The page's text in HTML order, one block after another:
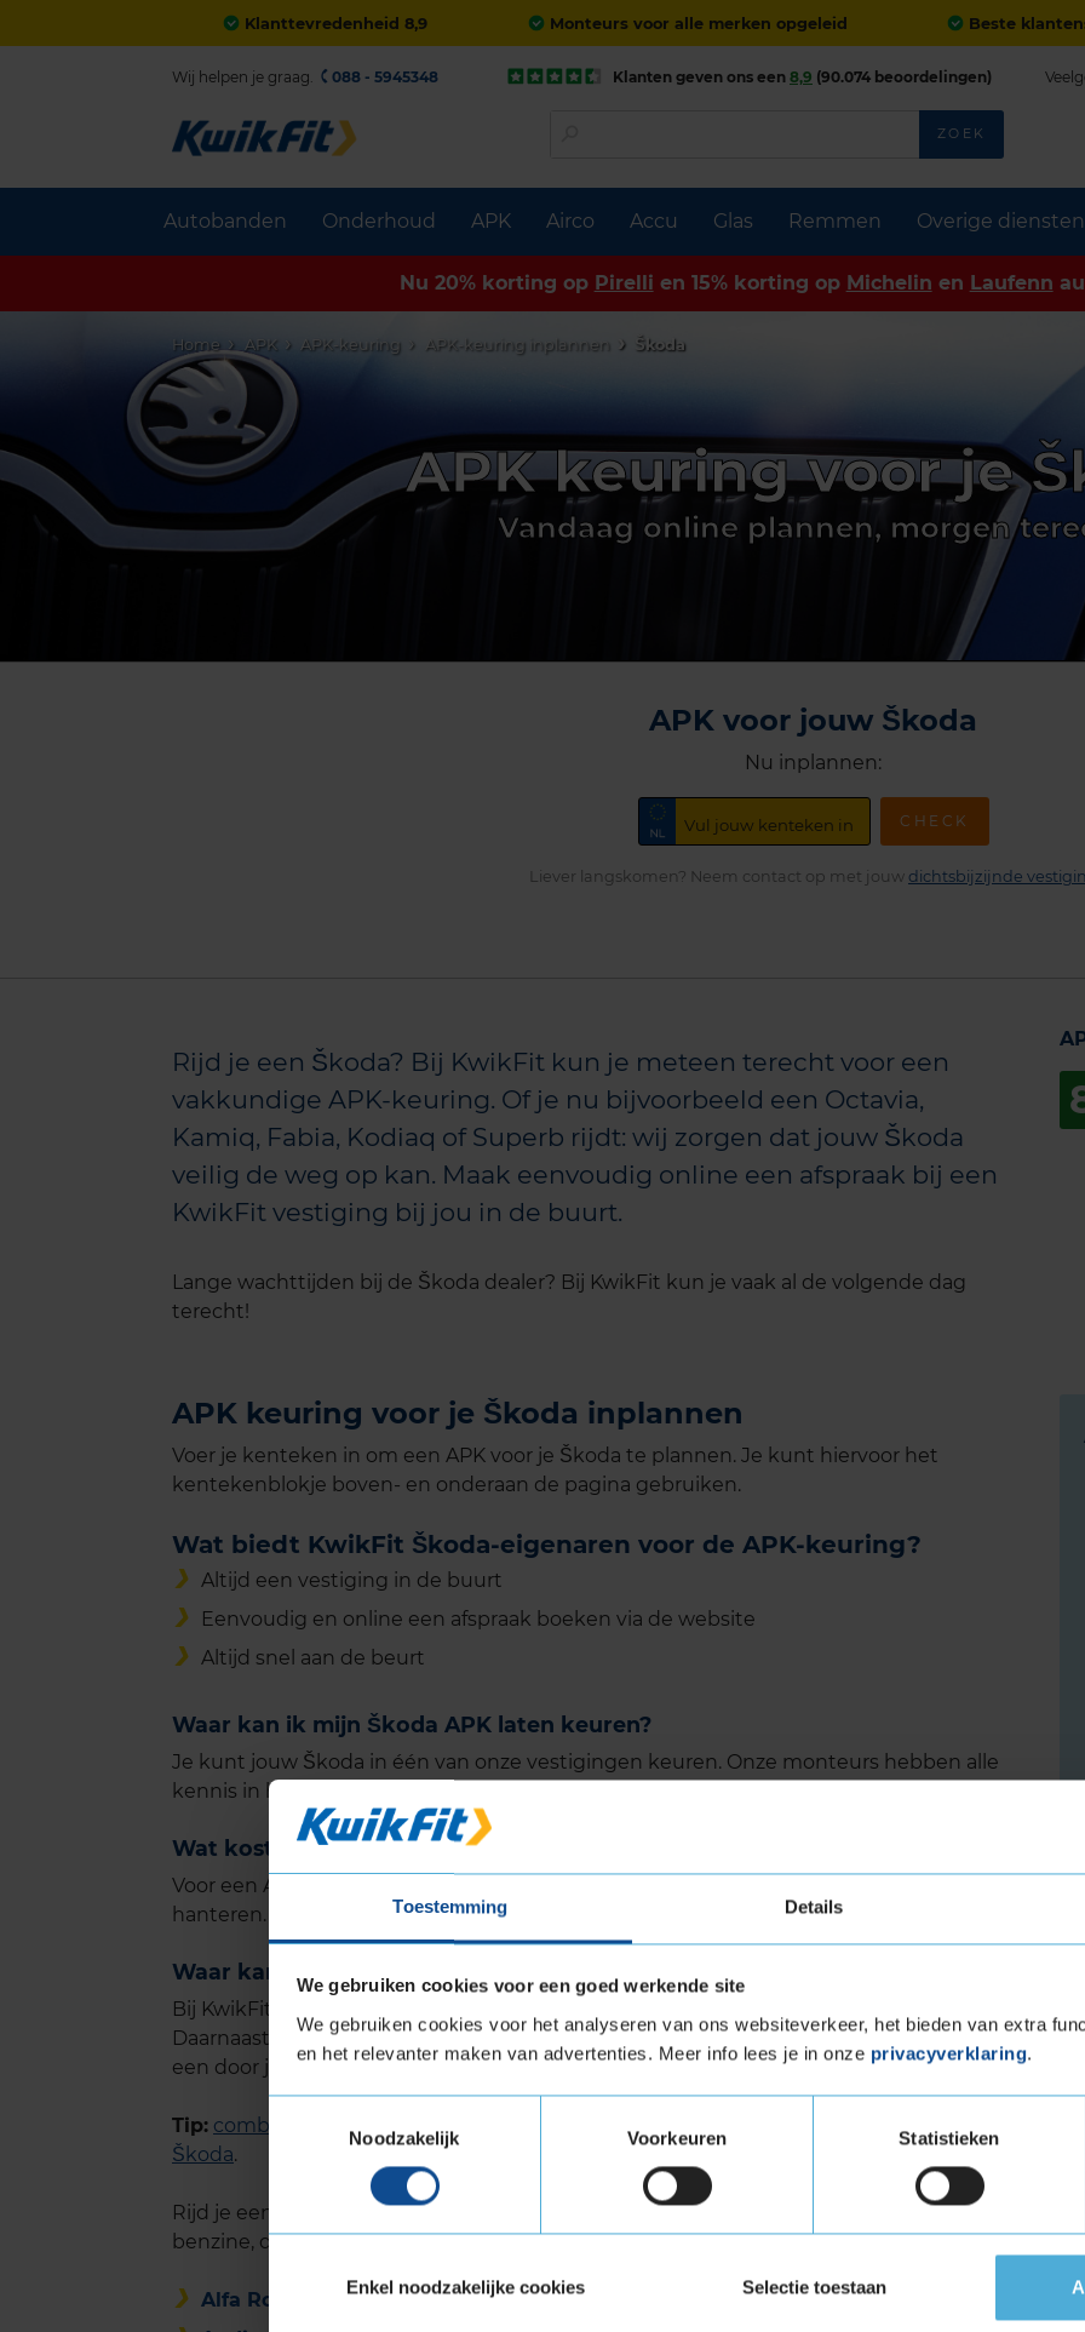
Toestemming Details
We gebruiken cookies voor een goed werkende site
We gebruiken cookies voor het analyseren van ons websiteverkeer, het bieden van extra
en het relevanter maken van advertenties. Meer info lees je in onze privacyverklaring.
Noodzakelijk
Voorkeuren Statistieken
Enkel noodzakelijke cookies Selectie toestaan
Klanttevredenheid 8,9 Monteurs voor alle merken opgeleid Beste
Autobanden Onderhoud APK Airco Accu Glas Remmen Overige diensten
Wij helpen je graag. 088 - 5945348 Klanten geven ons een 8,9 (90.074 beoordelingen)
ZOEK
Nu 20% korting op Pirelli en 15% korting op Michelin en Laufenn
Home APK APK-keuring APK-keuring inplannen Škoda
APK keuring voor je
Vandaag online plannen, morgen
APK voor jouw Škoda
Nu inplannen:
CHECK
Liever langskomen? Neem contact op met jouw dichtsbijzijnde
Rijd je een Škoda? Bij KwikFit kun je meteen terecht voor een
vakkundige APK-keuring. Of je nu bijvoorbeeld een Octavia,
Kamiq, Fabia, Kodiaq of Superb rijdt: wij zorgen dat jouw Škoda
veilig de weg op kan. Maak eenvoudig online een afspraak bij een
KwikFit vestiging bij jou in de buurt.
Lange wachttijden bij de Škoda dealer? Bij KwikFit kun je vaak al de volgende dag
terecht!
APK keuring voor je Škoda inplannen
Voer je kenteken in om een APK voor je Škoda te plannen. Je kunt hiervoor het
kentekenblokje boven- en onderaan de pagina gebruiken.
Wat biedt KwikFit Škoda-eigenaren voor de APK-keuring?
Altijd een vestiging in de buurt
Eenvoudig en online een afspraak boeken via de website
Altijd snel aan de beurt
Waar kan ik mijn Škoda APK laten keuren?
Je kunt jouw Škoda in één van onze vestigingen keuren. Onze monteurs hebben alle
kennis in huis om jouw Škoda goed te kunnen keuren.
Wat kost een APK voor een Škoda bij KwikFit?
Voor een APK-keuring voor je Škoda betaal je het reguliere tarief dat we bij KwikFit
hanteren.
Waar kan ik snel terecht voor een APK voor mijn Škoda?
Bij KwikFit kun je vaak al de volgende dag terecht voor de APK van je Škoda.
Daarnaast kun je kiezen voor een dagafspraak waarbij je je auto 's ochtends brengt of
een door jou te kiezen uurafspraak: je Škoda wordt dan gekeurd terwijl je wacht.
Tip: combineer je APK afspraak met een onderhoudsbeurt
banden voor
Škoda.
Rijd je een ander automerk? Alle automerken kunnen bij ons terecht voor een APK,
benzine, diesel, hybride of elektrisch:
Alfa Romeo
Land Rover
Renault